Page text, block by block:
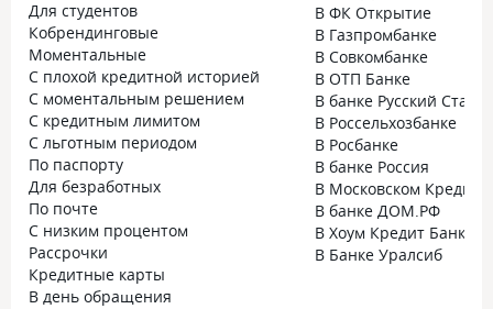
Для студентов
Кобрендинговые
Моментальные
С плохой кредитной историей
С моментальным решением
С кредитным лимитом
С льготным периодом
По паспорту
Для безработных
По почте
С низким процентом
Рассрочки
Кредитные карты
В день обращения
В ФК Открытие
В Газпромбанке
В Совкомбанке
В ОТП Банке
В банке Русский
В Россельхозбанке
В Росбанке
В банке Россия
В Московском
В банке ДОМ.РФ
В Хоум Кредит Банке
В Банке Уралсиб